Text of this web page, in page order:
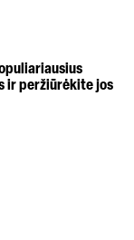
ir peržiūrėkite jos